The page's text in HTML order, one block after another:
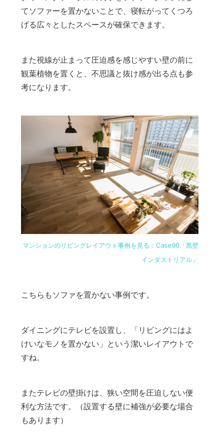
てソファーを置かないことで、寝転がってくつろ
げる広々としたスペースが確保できます。
また視線が止まって圧迫感を感じやすい壁の前に
観葉植物を置くと、不思議と抜け感が出る点も参
考になります。
マンションのリビングレイアウト事例を見る：Case90「黒壁
インダストリアル」
こちらもソファを置かない事例です。
ダイニングにテレビを設置し、「リビングにはよ
けいなモノを置かない」という潔いレイアウトで
すね。
またテレビの壁掛けは、狭い空間を圧迫しない便
利な方法です。（設置する壁に補強が必要な場合
もあります）